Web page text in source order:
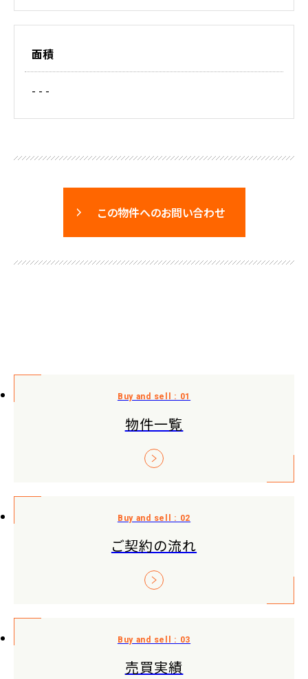
面積
- - -
この物件へのお問い合わせ
物件一覧
ご契約の流れ
売買実績